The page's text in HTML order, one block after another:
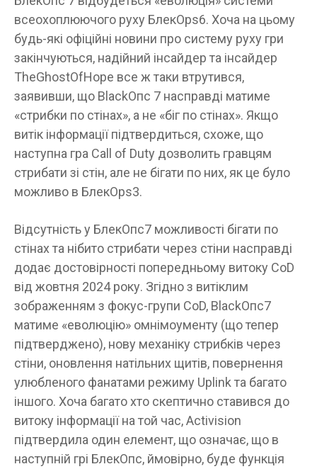
всеохоплюючого руху БлекOps6. Хоча на цьому
будь-які офіційні новини про систему руху гри
закінчуються, надійний інсайдер та інсайдер
TheGhostOfHope все ж таки втрутився,
заявивши, що BlackОпс 7 насправді матиме
«стрибки по стінах», а не «біг по стінах». Якщо
витік інформації підтвердиться, схоже, що
наступна гра Call of Duty дозволить гравцям
стрибати зі стін, але не бігати по них, як це було
можливо в БлекOps3.
Відсутність у БлекОпс7 можливості бігати по
стінах та нібито стрибати через стіни насправді
додає достовірності попередньому витоку CoD
від жовтня 2024 року. Згідно з витіклим
зображенням з фокус-групи CoD, BlackОпс7
матиме «еволюцію» омнімоументу (що тепер
підтверджено), нову механіку стрибків через
стіни, оновлення натільних щитів, повернення
улюбленого фанатами режиму Uplink та багато
іншого. Хоча багато хто скептично ставився до
витоку інформації на той час, Activision
підтвердила один елемент, що означає, що в
наступній грі БлекОпс, ймовірно, буде функція